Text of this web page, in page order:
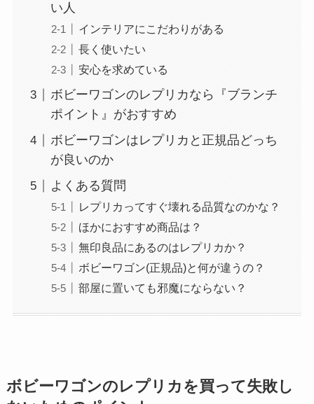
い人
インテリアにこだわりがある
長く使いたい
安心を求めている
ボビーワゴンのレプリカなら『ブランチ
ポイント』がおすすめ
ボビーワゴンはレプリカと正規品どっち
が良いのか
よくある質問
レプリカってすぐ壊れる品質なのかな？
ほかにおすすめ商品は？
無印良品にあるのはレプリカか？
ボビーワゴン(正規品)と何が違うの？
部屋に置いても邪魔にならない？
ボビーワゴンのレプリカを買って失敗し